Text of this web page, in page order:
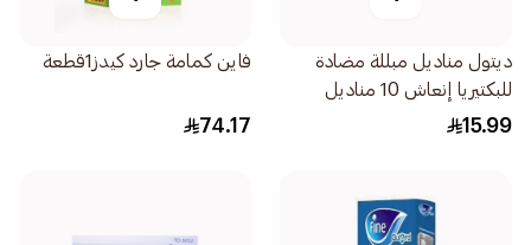
ديتول مناديل مبللة مضادة
للبكتيريا إنعاش 10 مناديل
15.99
فاين كمامة جارد كيدز1قطعة
74.17